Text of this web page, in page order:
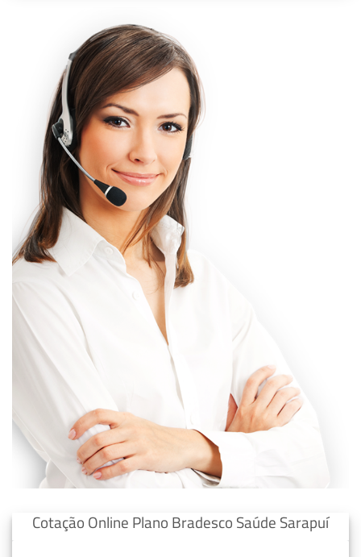
Cotação Online Plano Bradesco Saúde Sarapuí